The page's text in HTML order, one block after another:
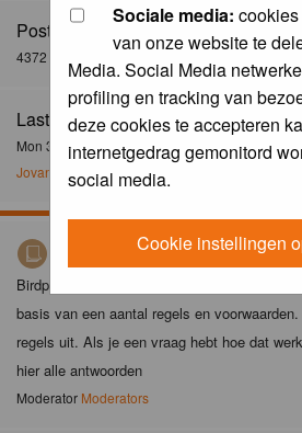
Sociale media:
van onze website te
Media. Social Media
profiling en tracking van
deze cookies te accepteren
internetgedrag gemonitord
social media.
Cookie instellingen
Posts:
4372
Last Post:
Mon 30 Dec 2024, 21:02
Jovanzo
Birdpix spelregels
Birdpix is niet zomaar een foto-site. Het
basis van een aantal regels en
regels uit. Als je een vraag hebt hoe dat
hier alle antwoorden
Moderator Moderators